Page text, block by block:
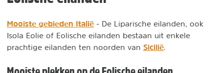
Mooiste gebieden Italië - De Liparische eilanden, ook
Isola Eolie of Eolische eilanden bestaan uit enkele
prachtige eilanden ten noorden van Sicilië